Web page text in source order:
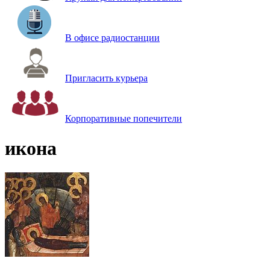
В офисе радиостанции
Пригласить курьера
Корпоративные попечители
икона